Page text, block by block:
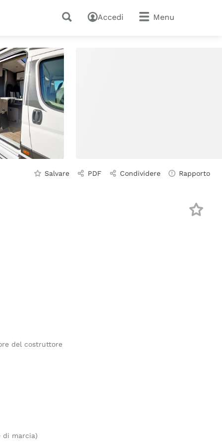
Accedi Menu
Salvare PDF Condividere Rapporto
del costruttore
di marcia)